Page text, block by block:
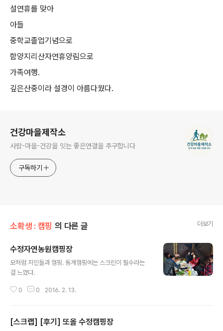
설연휴를 맞아
아들
중학교졸업기념으로
함양지리산자연휴양림으로
가족여행.
깊은산중이라 설경이 아름다웠다.
건강마을제작소
사람-마을-건강을 잇는 좋은연결을 추구합니다
구독하기
소확생 : 캠핑 의 다른 글 더보기
수정자연농원캠핑장
모처럼 지인들과 캠핑. 동계캠핑에는 스크린이 필수라는
걸 느꼈다.
0 0 2016. 2. 13.
[스크랩] [후기] 또올 수정캠핑장